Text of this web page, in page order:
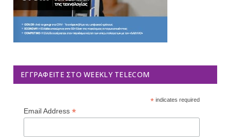
ΕΓΓΡΑΦΕΊΤΕ ΣΤΟ WEEKLY TELECOM
*indicates required
Email Address *